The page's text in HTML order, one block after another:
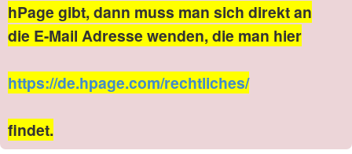
hPage gibt, dann muss man sich direkt an
die E-Mail Adresse wenden, die man hier
https://de.hpage.com/rechtliches/
findet.